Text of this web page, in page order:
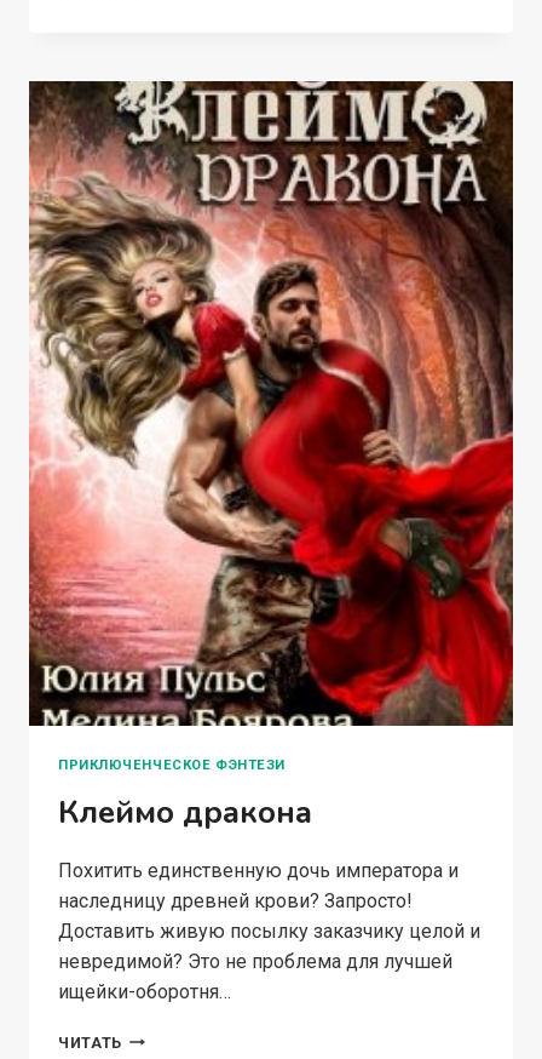
ПРИКЛЮЧЕНЧЕСКОЕ ФЭНТЕЗИ
Клеймо дракона
Похитить единственную дочь императора и
наследницу древней крови? Запросто!
Доставить живую посылку заказчику целой и
невредимой? Это не проблема для лучшей
ищейки-оборотня…
ЧИТАТЬ КЛЕЙМО